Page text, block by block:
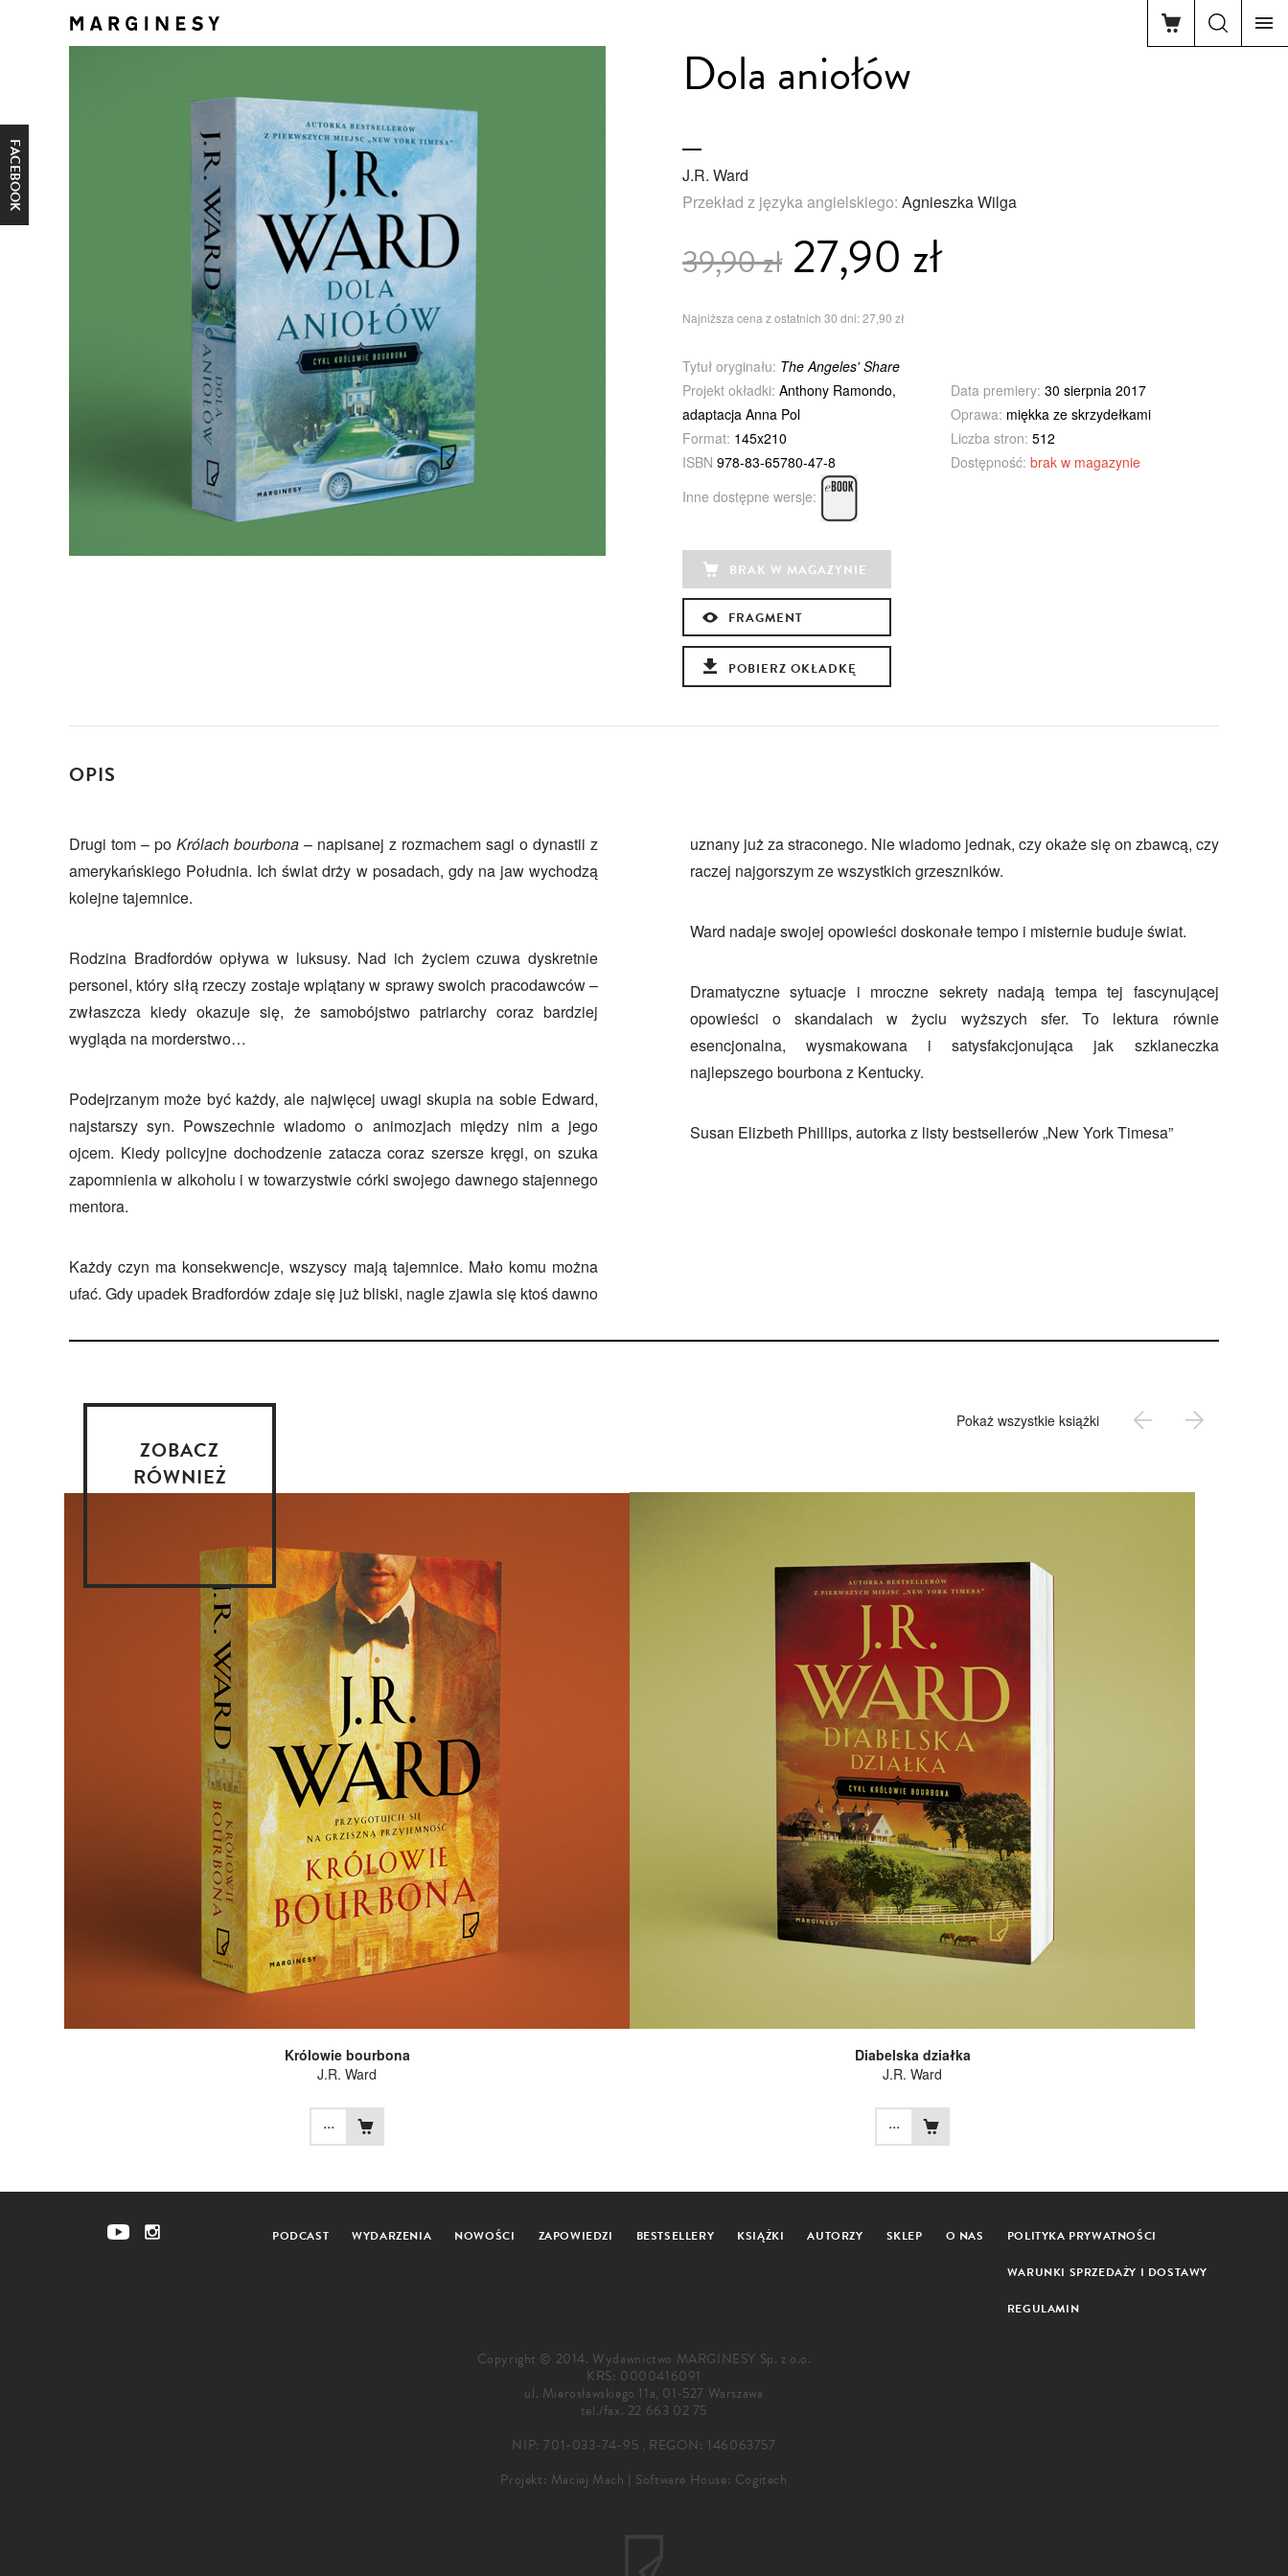
FACEBOOK
Dola aniołów
J.R. Ward
Przekład z języka angielskiego: Agnieszka Wilga
39,90 zł27,90 zł
Najniższa cena z ostatnich 30 dni: 27,90 zł
Tytuł oryginału: The Angeles' Share
Projekt okładki: Anthony Ramondo,
adaptacja Anna Pol
Data premiery: 30 sierpnia 2017
Oprawa: miękka ze skrzydełkami
Format: 145x210 Liczba stron: 512
ISBN 978-83-65780-47-8 Dostępność: brak w magazynie
Inne dostępne wersje:
BRAK W MAGAZYNIE
FRAGMENT
POBIERZ OKŁADKĘ
OPIS
Drugi tom – po Królach bourbona – napisanej z rozmachem sagi o dynastii z
amerykańskiego Południa. Ich świat drży w posadach, gdy na jaw wychodzą
kolejne tajemnice.
Rodzina Bradfordów opływa w luksusy. Nad ich życiem czuwa dyskretnie
personel, który siłą rzeczy zostaje wplątany w sprawy swoich pracodawców –
zwłaszcza kiedy okazuje się, że samobójstwo patriarchy coraz bardziej
wygląda na morderstwo…
Podejrzanym może być każdy, ale najwięcej uwagi skupia na sobie Edward,
najstarszy syn. Powszechnie wiadomo o animozjach między nim a jego
ojcem. Kiedy policyjne dochodzenie zatacza coraz szersze kręgi, on szuka
zapomnienia w alkoholu i w towarzystwie córki swojego dawnego stajennego
mentora.
Każdy czyn ma konsekwencje, wszyscy mają tajemnice. Mało komu można
ufać. Gdy upadek Bradfordów zdaje się już bliski, nagle zjawia się ktoś dawno
uznany już za straconego. Nie wiadomo jednak, czy okaże się on zbawcą, czy
raczej najgorszym ze wszystkich grzeszników.
Ward nadaje swojej opowieści doskonałe tempo i misternie buduje świat.
Dramatyczne sytuacje i mroczne sekrety nadają tempa tej fascynującej
opowieści o skandalach w życiu wyższych sfer. To lektura równie
esencjonalna, wysmakowana i satysfakcjonująca jak szklaneczka
najlepszego bourbona z Kentucky.
Susan Elizbeth Phillips, autorka z listy bestsellerów „New York Timesa”
ZOBACZ
RÓWNIEŻ
Pokaż wszystkie książki
Królowie bourbona
J.R. Ward
...
Diabelska działka
J.R. Ward
...
PODCAST WYDARZENIA NOWOŚCI ZAPOWIEDZI BESTSELLERY KSIĄŻKI AUTORZY SKLEP O NAS POLITYKA PRYWATNOŚCI
WARUNKI SPRZEDAŻY I DOSTAWY
REGULAMIN
Copyright © 2014. Wydawnictwo MARGINESY Sp. z o.o.
KRS: 0000416091
ul. Mierosławskiego 11a, 01-527 Warszawa
tel./fax. 22 663 02 75
NIP: 701-033-74-95 , REGON: 146063757
Projekt: Maciej Mach | Software House: Cogitech